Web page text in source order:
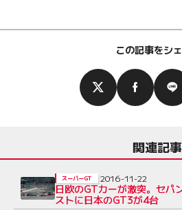
この記事をシ
関連記事
日欧のGTカーが激突。セパ
ストに日本のGT3が4台
スーパーGT 2016-11-22